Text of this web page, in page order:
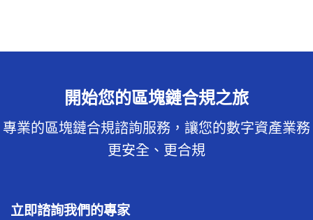
開始您的區塊鏈合規之旅
專業的區塊鏈合規諮詢服務，讓您的數字資產業務
更安全、更合規
立即諮詢我們的專家